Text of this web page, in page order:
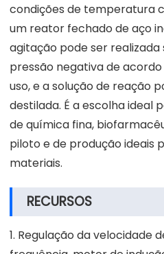
condições de temperatura
um reator fechado de aço
agitação pode ser
pressão negativa de
uso, e a solução de reação
destilada. É a escolha ideal
de química fina,
piloto e de produção ideais
materiais.
RECURSOS
1. Regulação da velocidade